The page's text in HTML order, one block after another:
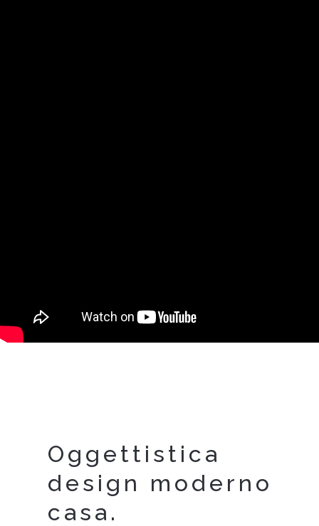
Oggettistica
design moderno
casa.